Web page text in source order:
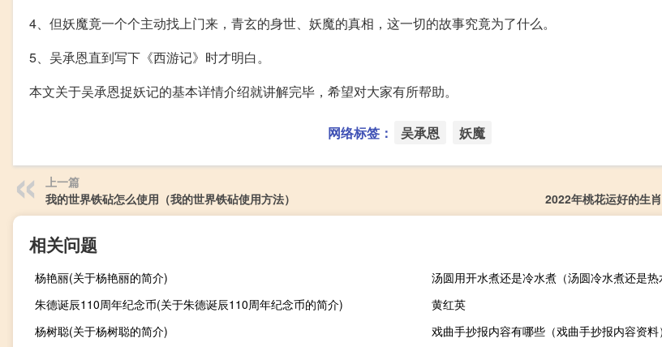
4、但妖魔竟一个个主动找上门来，青玄的身世、妖魔的真相，这一切的故事究竟为了什么。
5、吴承恩直到写下《西游记》时才明白。
本文关于吴承恩捉妖记的基本详情介绍就讲解完毕，希望对大家有所帮助。
网络标签： 吴承恩 妖魔
上一篇
我的世界铁砧怎么使用（我的世界铁砧使用方法）
2022年桃花运好的生
相关问题
杨艳丽(关于杨艳丽的简介)
汤圆用开水煮还是冷水煮（汤圆冷水煮还是热
朱德诞辰110周年纪念币(关于朱德诞辰110周年纪念币的简介)
黄红英
杨树聪(关于杨树聪的简介)
戏曲手抄报内容有哪些（戏曲手抄报内容资料）